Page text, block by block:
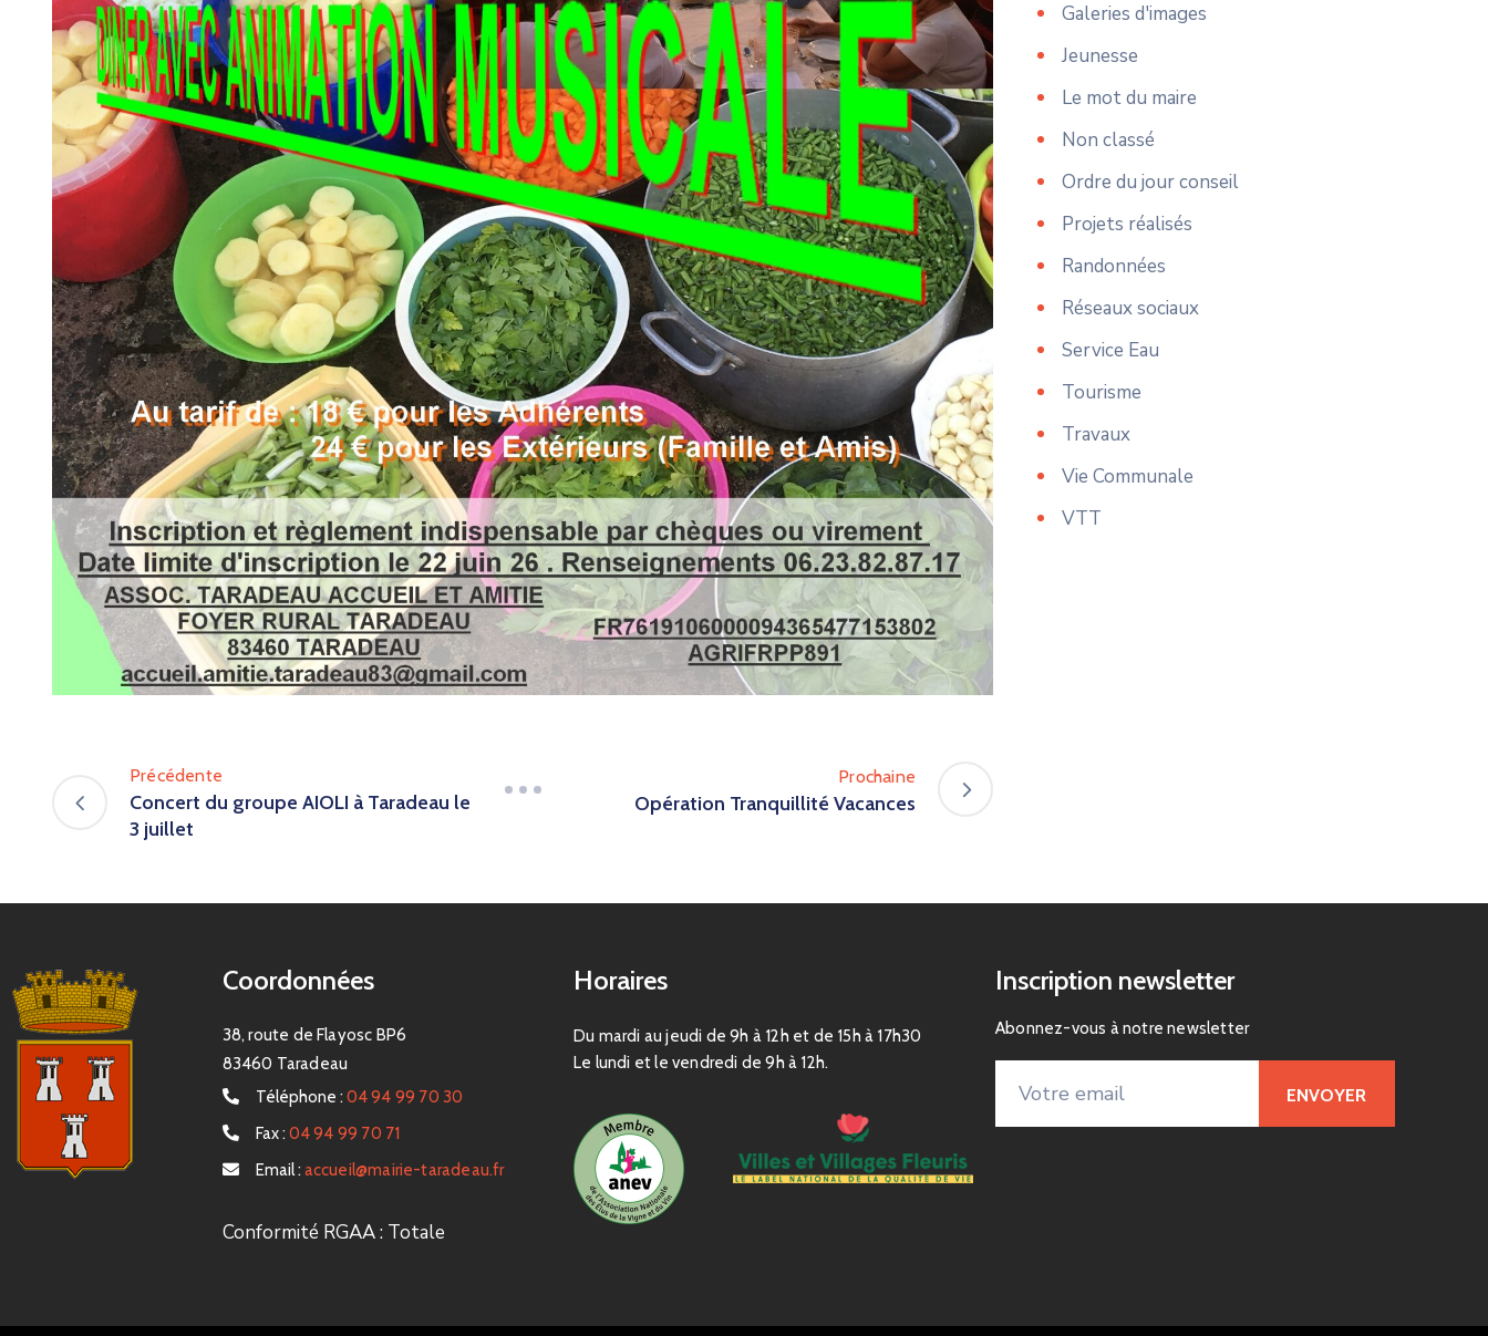
Précédente
Concert du groupe AIOLI à Taradeau le
3 juillet
Prochaine
Opération Tranquillité Vacances
Galeries d'images
Jeunesse
Le mot du maire
Non classé
Ordre du jour conseil
Projets réalisés
Randonnées
Réseaux sociaux
Service Eau
Tourisme
Travaux
Vie Communale
VTT
Coordonnées
38, route de Flayosc BP6
83460 Taradeau
Téléphone : 04 94 99 70 30
Fax : 04 94 99 70 71
Email : accueil@mairie-taradeau.fr
Conformité RGAA : Totale
Horaires
Du mardi au jeudi de 9h à 12h et de 15h à 17h30
Le lundi et le vendredi de 9h à 12h.
Inscription newsletter
Abonnez-vous à notre newsletter